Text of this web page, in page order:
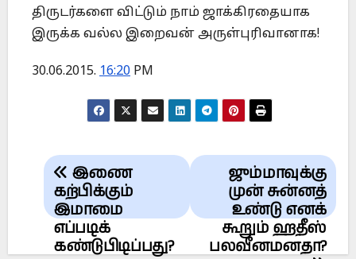
திருடர்களை விட்டும் நாம் ஜாக்கிரதையாக
இருக்க வல்ல இறைவன் அருள்புரிவானாக!
30.06.2015. 16:20 PM
Post
navigation
ஜும்மாவுக்கு
முன் சுன்னத்
உண்டு எனக்
கூறும் ஹதீஸ்
பலவீனமனதா?
இணை
கற்பிக்கும்
இமாமை
எப்படிக்
கண்டுபிடிப்பது?